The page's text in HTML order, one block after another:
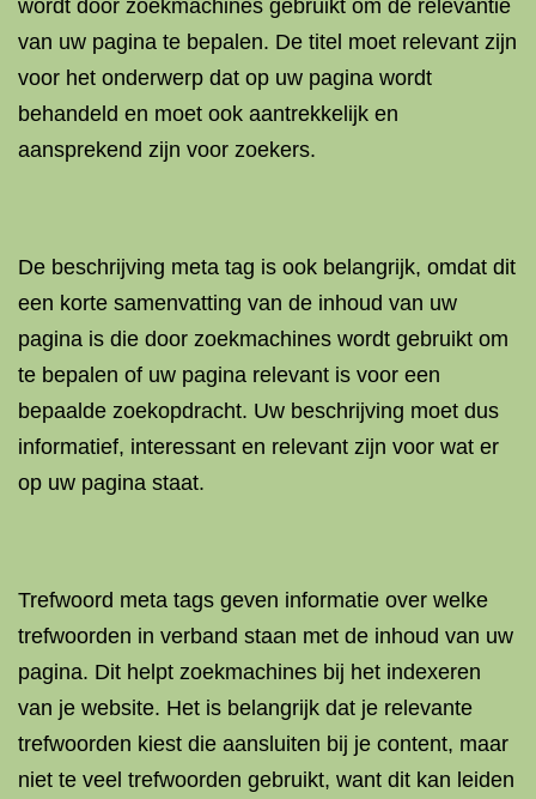
wordt door zoekmachines gebruikt om de relevantie
van uw pagina te bepalen. De titel moet relevant zijn
voor het onderwerp dat op uw pagina wordt
behandeld en moet ook aantrekkelijk en
aansprekend zijn voor zoekers.
De beschrijving meta tag is ook belangrijk, omdat dit
een korte samenvatting van de inhoud van uw
pagina is die door zoekmachines wordt gebruikt om
te bepalen of uw pagina relevant is voor een
bepaalde zoekopdracht. Uw beschrijving moet dus
informatief, interessant en relevant zijn voor wat er
op uw pagina staat.
Trefwoord meta tags geven informatie over welke
trefwoorden in verband staan met de inhoud van uw
pagina. Dit helpt zoekmachines bij het indexeren
van je website. Het is belangrijk dat je relevante
trefwoorden kiest die aansluiten bij je content, maar
niet te veel trefwoorden gebruikt, want dit kan leiden